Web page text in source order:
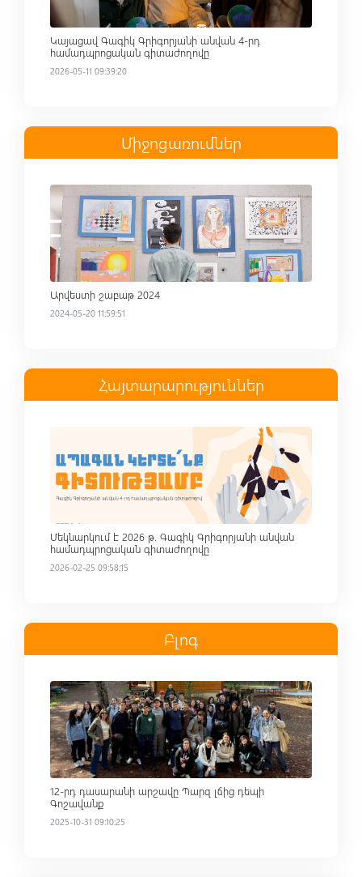
Կայացավ Գագիկ Գրիգորյանի անվան 4-րդ
համադպրոցական գիտաժողովը
2026-05-11 09:39:20
Միջոցառումներ
Read more
Արվեստի շաբաթ 2024
2024-05-20 11:59:51
Հայտարարություններ
Մեկնարկում է 2026 թ. Գագիկ Գրիգորյանի անվան
համադպրոցական գիտաժողովը
2026-02-25 09:58:15
Բլոգ
Read more
12-րդ դասարանի արշավը Պարզ լճից դեպի
Գոշավանք
2025-10-31 09:10:25